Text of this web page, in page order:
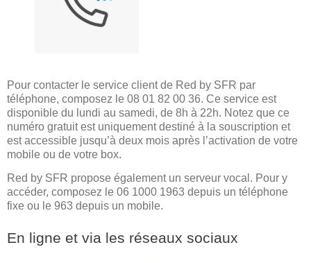
Pour contacter le service client de Red by SFR par
téléphone, composez le 08 01 82 00 36. Ce service est
disponible du lundi au samedi, de 8h à 22h. Notez que ce
numéro gratuit est uniquement destiné à la souscription et
est accessible jusqu’à deux mois après l’activation de votre
mobile ou de votre box.
Red by SFR propose également un serveur vocal. Pour y
accéder, composez le 06 1000 1963 depuis un téléphone
fixe ou le 963 depuis un mobile.
En ligne et via les réseaux sociaux